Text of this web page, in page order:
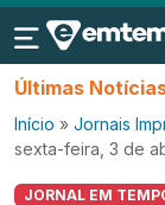
Últimas
Início » Jornais
sexta-feira, 3 de
JORNAL EM